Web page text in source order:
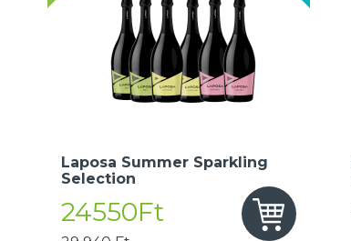
Laposa Summer Sparkling
Selection
24550Ft